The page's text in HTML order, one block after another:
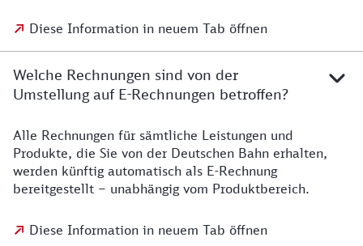
Diese Information in neuem Tab öffnen
Welche Rechnungen sind von der
Umstellung auf E-Rechnungen betroffen?
Alle Rechnungen für sämtliche Leistungen und
Produkte, die Sie von der Deutschen Bahn erhalten,
werden künftig automatisch als E-Rechnung
bereitgestellt – unabhängig vom Produktbereich.
Diese Information in neuem Tab öffnen